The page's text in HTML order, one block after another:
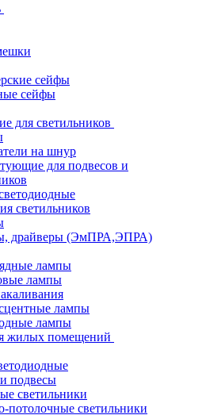
сейфы
сейфы
для светильников
на шнур
для подвесов и
светильников
драйверы (ЭмПРА,ЭПРА)
лампы
лампы
лампы
лампы
жилых помещений
подвесы
светильники
потолочные светильники